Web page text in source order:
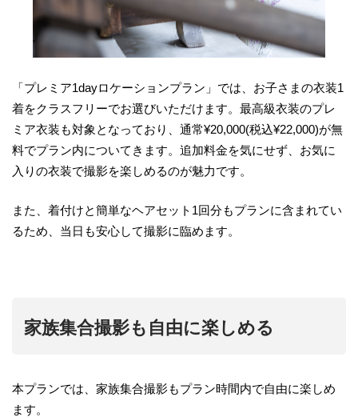
「プレミア1dayロケーションプラン」では、お子さまの衣装1
着をクラスフリーでお選びいただけます。最高級衣装のプレ
ミア衣装も対象となっており、通常¥20,000(税込¥22,000)が無
料でプラン内についてきます。追加料金を気にせず、お気に
入りの衣装で撮影を楽しめるのが魅力です。
また、着付けと簡単なヘアセット1回分もプランに含まれてい
るため、当日も安心して撮影に臨めます。
家族集合撮影も自由に楽しめる
本プランでは、家族集合撮影もプラン時間内で自由に楽しめ
ます。